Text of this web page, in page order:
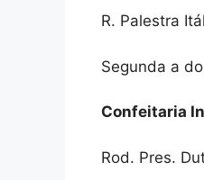
R. Palestra
Segunda a
Confeitaria
Rod. Pres.